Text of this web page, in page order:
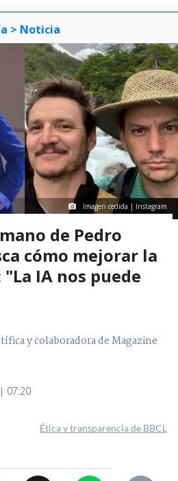
> Noticia
Imagen cedida | Instagram
de Pedro
cómo mejorar la
IA nos puede
y colaboradora de Magazine
07:20
Ética y transparencia de BBCL